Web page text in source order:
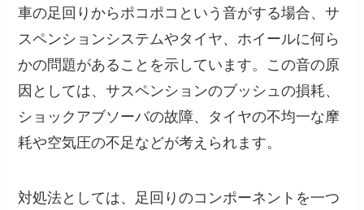
車の足回りからポコポコという音がする場合、サ
スペンションシステムやタイヤ、ホイールに何ら
かの問題があることを示しています。この音の原
因としては、サスペンションのブッシュの損耗、
ショックアブソーバの故障、タイヤの不均一な摩
耗や空気圧の不足などが考えられます。
対処法としては、足回りのコンポーネントを一つ